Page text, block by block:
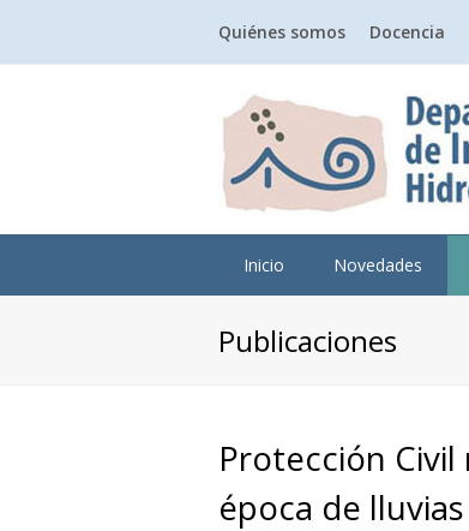
Quiénes somos Docencia
Inicio Novedades
Publicaciones
Protección
época de lluvias